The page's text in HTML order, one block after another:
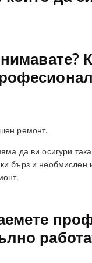
ремонт.
да ви осигури
бърз и необмислен